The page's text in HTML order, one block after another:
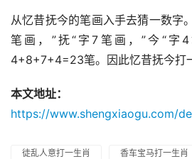
从忆昔抚今的笔画入手去猜一数字
笔画，”抚“字7笔画，”今“字
4+8+7+4=23笔。因此忆昔抚今打
本文地址：
https://www.shengxiaogu.com/
徒乱人意打一生肖 香车宝马打一生肖